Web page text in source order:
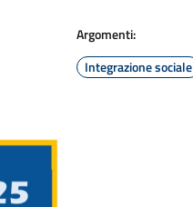
Argomenti:
Integrazione sociale